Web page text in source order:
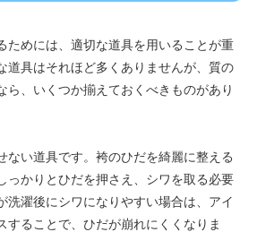
ためには、適切な道具を用いることが重
道具はそれほど多くありませんが、質の
ら、いくつか揃えておくべきものがあり
ない道具です。袴のひだを綺麗に整える
っかりとひだを押さえ、シワを取る必要
洗濯後にシワになりやすい場合は、アイ
することで、ひだが崩れにくくなりま